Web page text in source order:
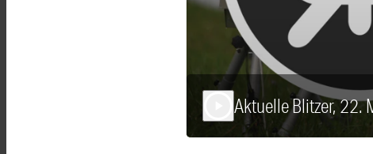
Aktuelle Blitzer, 22.